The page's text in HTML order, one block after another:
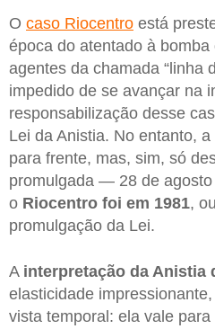
O caso Riocentro está
época do atentado à
agentes da chamada “linha
impedido de se avançar na
responsabilização desse
Lei da Anistia. No entanto,
para frente, mas, sim, só
promulgada — 28 de
o Riocentro foi em 1981,
promulgação da Lei.
A interpretação da Anistia
elasticidade
vista temporal: ela vale